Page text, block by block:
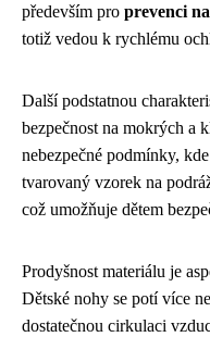
především pro prevenci
totiž vedou k rychlému
Další podstatnou
bezpečnost na mokrých a
nebezpečné podmínky,
tvarovaný vzorek na
což umožňuje dětem
Prodyšnost materiálu je
Dětské nohy se potí více
dostatečnou cirkulaci